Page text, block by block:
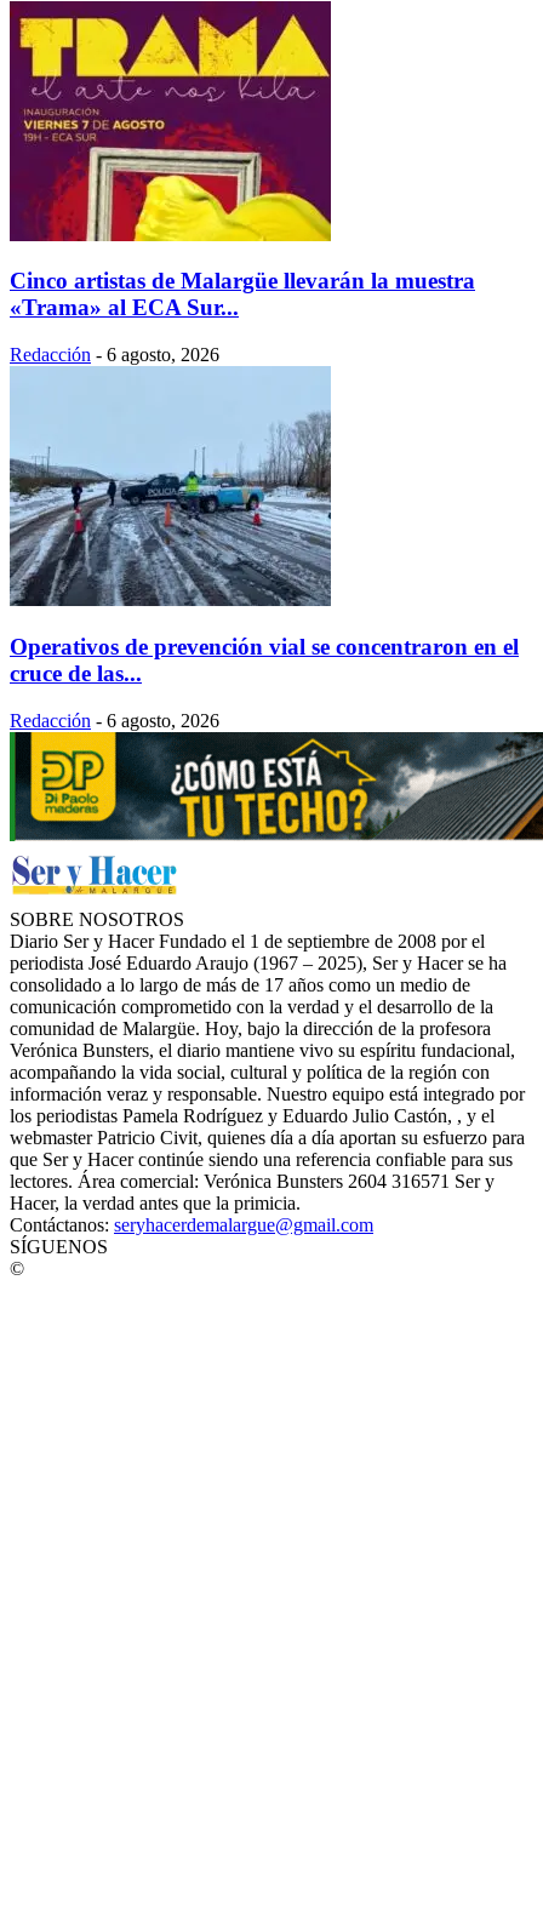
Cinco artistas de Malargüe llevarán la muestra
«Trama» al ECA Sur...
Redacción - 6 agosto, 2026
Operativos de prevención vial se concentraron en el
cruce de las...
Redacción - 6 agosto, 2026
SOBRE NOSOTROS
Diario Ser y Hacer Fundado el 1 de septiembre de 2008 por el
periodista José Eduardo Araujo (1967 – 2025), Ser y Hacer se ha
consolidado a lo largo de más de 17 años como un medio de
comunicación comprometido con la verdad y el desarrollo de la
comunidad de Malargüe. Hoy, bajo la dirección de la profesora
Verónica Bunsters, el diario mantiene vivo su espíritu fundacional,
acompañando la vida social, cultural y política de la región con
información veraz y responsable. Nuestro equipo está integrado por
los periodistas Pamela Rodríguez y Eduardo Julio Castón, , y el
webmaster Patricio Civit, quienes día a día aportan su esfuerzo para
que Ser y Hacer continúe siendo una referencia confiable para sus
lectores. Área comercial: Verónica Bunsters 2604 316571 Ser y
Hacer, la verdad antes que la primicia.
Contáctanos: seryhacerdemalargue@gmail.com
SÍGUENOS
©